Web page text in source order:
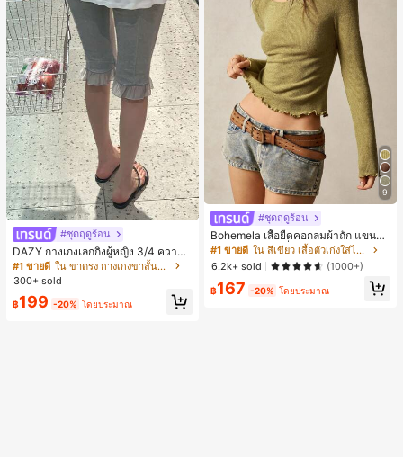
#ชุดฤดูร้อน
DAZY กางเกงเลกกิ้งผู้หญิง 3/4 ความย
าวขา ทรงเข้ารูป แต่งลูกไม้แบบปะติด
ลำลอง สำหรับวันหยุดฤดูร้อน
#1 ขายดี
ใน ขาตรง กางเกงขาสั้นผู้หญิง
300+ sold
฿199 -20% โดยประมาณ
9
#ชุดฤดูร้อน
Bohemela เสื้อยืดคอกลมผ้าถัก แขนยา
ว สีเรียบ ใช้งานทั่วไป สำหรับผู้หญิง
#1 ขายดี
ใน สีเขียว เสื้อตัวเก่งใส่ได้ทุกวัน
6.2k+ sold
(1000+)
฿167 -20% โดยประมาณ